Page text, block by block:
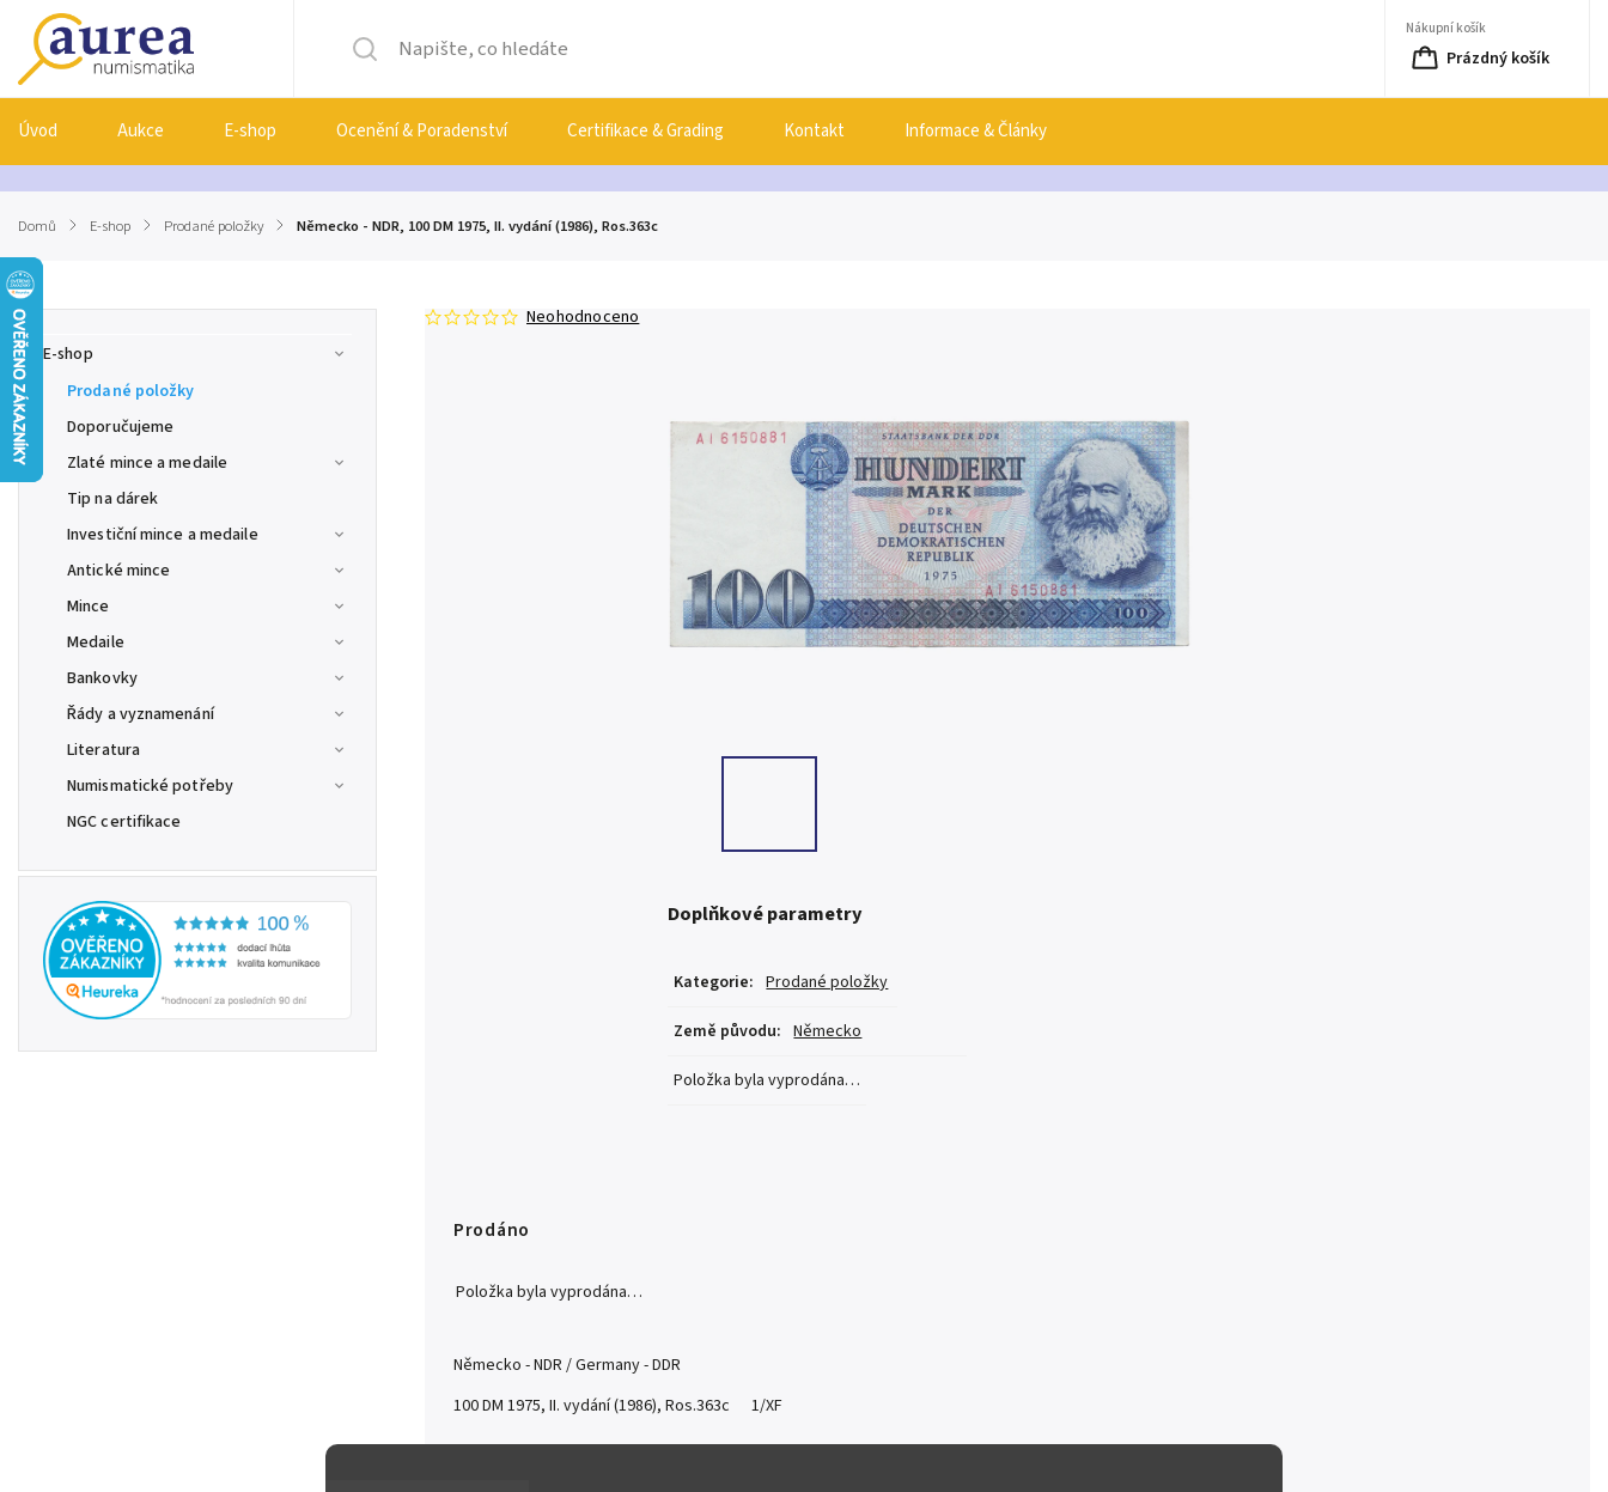
Nákupní košík
Prázdný košík
Úvod Aukce E-shop Ocenění & Poradenství Certifikace & Grading Kontakt Informace & Články
Domů / E-shop / Prodané položky / Německo - NDR, 100 DM 1975, II. vydání (1986), Ros.363c
E-shop
Prodané položky
Doporučujeme
Zlaté mince a medaile
Tip na dárek
Investiční mince a medaile
Antické mince
Mince
Medaile
Bankovky
Řády a vyznamenání
Literatura
Numismatické potřeby
NGC certifikace
Neohodnoceno
Doplňkové parametry
Kategorie: Prodané položky
Země původu: Německo
Položka byla vyprodána…
Prodáno
Položka byla vyprodána…
Německo - NDR / Germany - DDR
100 DM 1975, II. vydání (1986), Ros.363c 1/XF